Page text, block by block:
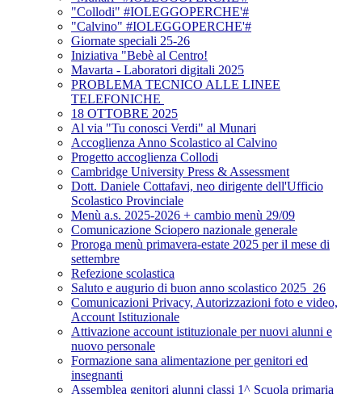
"Collodi" #IOLEGGOPERCHE'#
"Calvino" #IOLEGGOPERCHE'#
Giornate speciali 25-26
Iniziativa "Bebè al Centro!
Mavarta - Laboratori digitali 2025
PROBLEMA TECNICO ALLE LINEE
TELEFONICHE
18 OTTOBRE 2025
Al via "Tu conosci Verdi" al Munari
Accoglienza Anno Scolastico al Calvino
Progetto accoglienza Collodi
Cambridge University Press & Assessment
Dott. Daniele Cottafavi, neo dirigente dell'Ufficio
Scolastico Provinciale
Menù a.s. 2025-2026 + cambio menù 29/09
Comunicazione Sciopero nazionale generale
Proroga menù primavera-estate 2025 per il mese di
settembre
Refezione scolastica
Saluto e augurio di buon anno scolastico 2025_26
Comunicazioni Privacy, Autorizzazioni foto e video,
Account Istituzionale
Attivazione account istituzionale per nuovi alunni e
nuovo personale
Formazione sana alimentazione per genitori ed
insegnanti
Assemblea genitori alunni classi 1^ Scuola primaria